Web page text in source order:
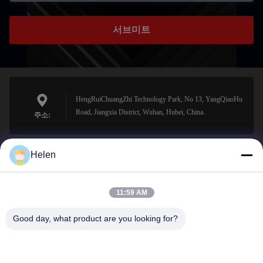
서브미트
주소:
HengRuiChuangZhi Technology Park, No 13, YangQiaoHu
Road, Jiangxia District, Wuhan, Hubei, China.
sales@perfectlaser.net
Helen
11:59 AM
Good day, what product are you looking for?